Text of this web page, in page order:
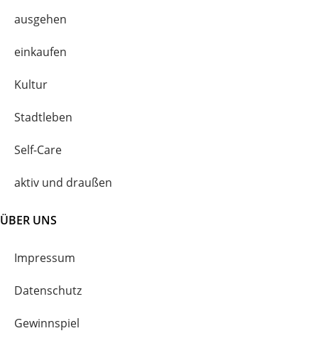
ausgehen
einkaufen
Kultur
Stadtleben
Self-Care
aktiv und draußen
ÜBER UNS
Impressum
Datenschutz
Gewinnspiel